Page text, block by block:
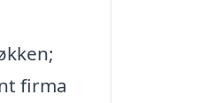
firma